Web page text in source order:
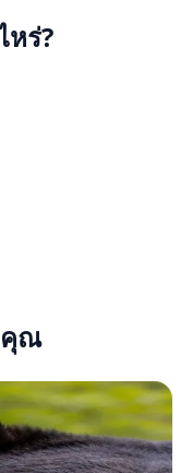
หร่?
คุณ